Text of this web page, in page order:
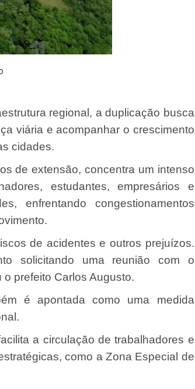
regional, a duplicação busca
viária e acompanhar o crescimento
cidades.
de extensão, concentra um intenso
estudantes, empresários e
enfrentando congestionamentos
de acidentes e outros prejuízos.
solicitando uma reunião com o
prefeito Carlos Augusto.
é apontada como uma medida
a circulação de trabalhadores e
como a Zona Especial de